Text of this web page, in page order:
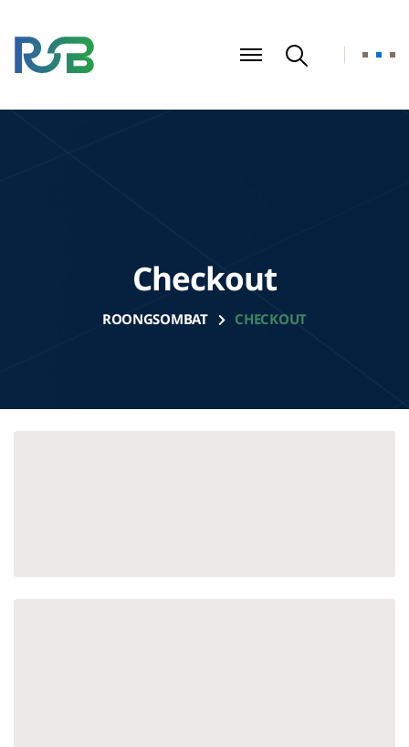
Checkout
ROONGSOMBAT CHECKOUT